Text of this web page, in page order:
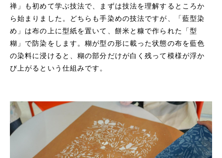
禅」も初めて学ぶ技法で、まずは技法を理解するところか
ら始まりました。どちらも手染めの技法ですが、「藍型染
め」は布の上に型紙を置いて、餅米と糠で作られた「型
糊」で防染をします。糊が型の形に載った状態の布を藍色
の染料に浸けると、糊の部分だけが白く残って模様が浮か
び上がるという仕組みです。